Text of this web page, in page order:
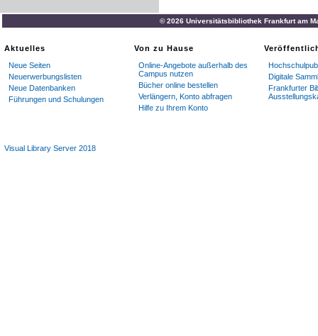
© 2026 Universitätsbibliothek Frankfurt am
Aktuelles
Neue Seiten
Neuerwerbungslisten
Neue Datenbanken
Führungen und Schulungen
Von zu Hause
Online-Angebote außerhalb des
Campus nutzen
Bücher online bestellen
Verlängern, Konto abfragen
Hilfe zu Ihrem Konto
Digitale
Frankfurter
Visual Library Server 2018